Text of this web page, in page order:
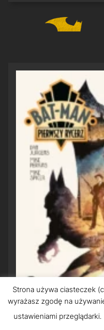
Bat-Man:
Strona używa ciasteczek
wyrażasz zgodę na
ustawieniami przeglądarki.